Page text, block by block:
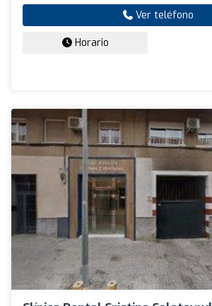
Ver teléfono
Horario